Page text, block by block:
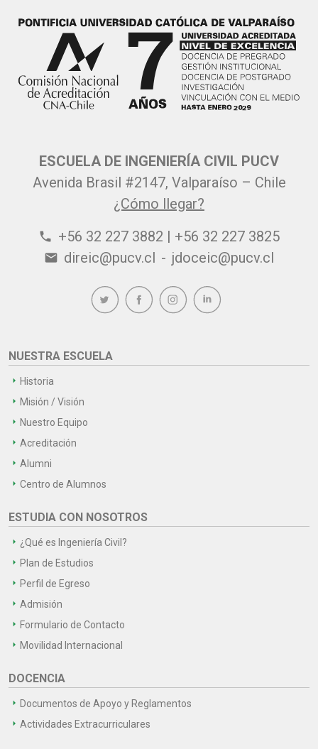
ESCUELA DE INGENIERÍA CIVIL PUCV
Avenida Brasil #2147, Valparaíso – Chile
¿Cómo llegar?
phone +56 32 227 3882 | +56 32 227 3825
email direic@pucv.cl - jdoceic@pucv.cl
NUESTRA ESCUELA
Historia
Misión / Visión
Nuestro Equipo
Acreditación
Alumni
Centro de Alumnos
ESTUDIA CON NOSOTROS
¿Qué es Ingeniería Civil?
Plan de Estudios
Perfil de Egreso
Admisión
Formulario de Contacto
Movilidad Internacional
DOCENCIA
Documentos de Apoyo y Reglamentos
Actividades Extracurriculares